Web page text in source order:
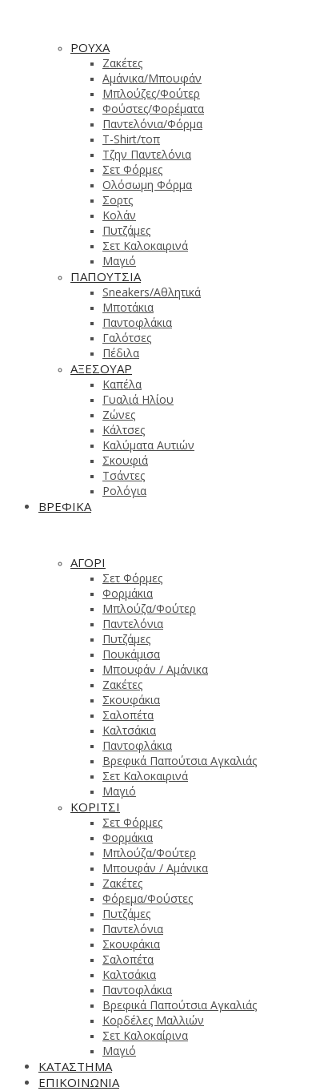
ΡΟΥΧΑ
Ζακέτες
Αμάνικα/Μπουφάν
Μπλούζες/Φούτερ
Φούστες/Φορέματα
Παντελόνια/Φόρμα
T-Shirt/τοπ
Τζην Παντελόνια
Σετ Φόρμες
Ολόσωμη Φόρμα
Σορτς
Κολάν
Πυτζάμες
Σετ Καλοκαιρινά
Μαγιό
ΠΑΠΟΥΤΣΙΑ
Sneakers/Αθλητικά
Μποτάκια
Παντοφλάκια
Γαλότσες
Πέδιλα
ΑΞΕΣΟΥΑΡ
Καπέλα
Γυαλιά Ηλίου
Ζώνες
Κάλτσες
Καλύματα Αυτιών
Σκουφιά
Τσάντες
Ρολόγια
ΒΡΕΦΙΚΑ
ΑΓΟΡΙ
Σετ Φόρμες
Φορμάκια
Μπλούζα/Φούτερ
Παντελόνια
Πυτζάμες
Πουκάμισα
Μπουφάν / Αμάνικα
Ζακέτες
Σκουφάκια
Σαλοπέτα
Καλτσάκια
Παντοφλάκια
Βρεφικά Παπούτσια Αγκαλιάς
Σετ Καλοκαιρινά
Μαγιό
ΚΟΡΙΤΣΙ
Σετ Φόρμες
Φορμάκια
Μπλούζα/Φούτερ
Μπουφάν / Αμάνικα
Ζακέτες
Φόρεμα/Φούστες
Πυτζάμες
Παντελόνια
Σκουφάκια
Σαλοπέτα
Καλτσάκια
Παντοφλάκια
Βρεφικά Παπούτσια Αγκαλιάς
Κορδέλες Μαλλιών
Σετ Καλοκαίρινα
Μαγιό
ΚΑΤΑΣΤΗΜΑ
ΕΠΙΚΟΙΝΩΝΙΑ